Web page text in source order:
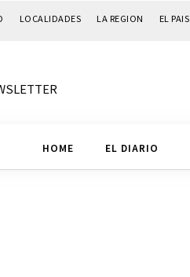
LOCALIDADES LA REGION EL PAIS
HOME EL DIARIO